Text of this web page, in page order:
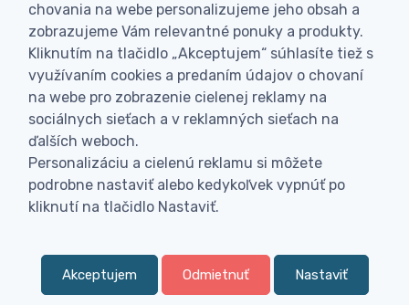
Vyrobíme Vám vlastný originálny darček
Skúsenosť
Široký sortiment, z ktorého Vám pomôžeme vybrať
0
chovania na webe personalizujeme jeho obsah a
zobrazujeme Vám relevantné ponuky a produkty.
Kliknutím na tlačidlo „Akceptujem“ súhlasíte tiež s
využívaním cookies a predaním údajov o chovaní
na webe pro zobrazenie cielenej reklamy na
sociálnych sieťach a v reklamných sieťach na
ďalších weboch.
Personalizáciu a cielenú reklamu si môžete
podrobne nastaviť alebo kedykoľvek vypnúť po
kliknutí na tlačidlo Nastaviť.
Akceptujem Odmietnuť Nastaviť